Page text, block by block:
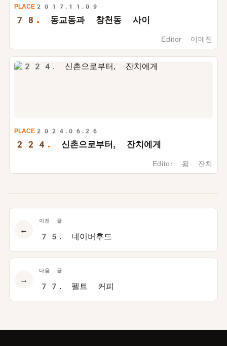
PLACE 2017.11.09
78. 동교동과 창천동 사이
Editor 이메진
PLACE 2024.06.26
224. 신촌으로부터, 잔치에게
Editor 왕 잔치
←
이전 글
75. 네이버후드
다음 글
77. 펠트 커피
→